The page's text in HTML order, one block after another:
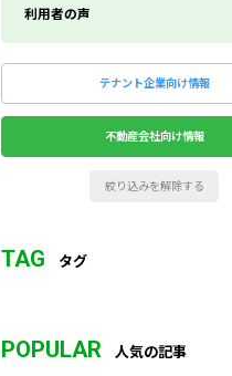
利用者の声
テナント企業向け情報
不動産会社向け情報
絞り込みを解除する
TAG タグ
POPULAR 人気の記事